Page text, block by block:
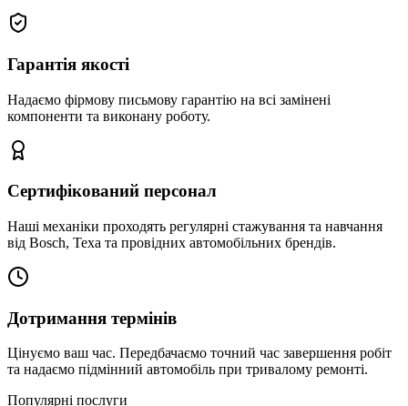
Гарантія якості
Надаємо фірмову письмову гарантію на всі замінені
компоненти та виконану роботу.
Сертифікований персонал
Наші механіки проходять регулярні стажування та навчання
від Bosch, Texa та провідних автомобільних брендів.
Дотримання термінів
Цінуємо ваш час. Передбачаємо точний час завершення робіт
та надаємо підмінний автомобіль при тривалому ремонті.
Популярні послуги